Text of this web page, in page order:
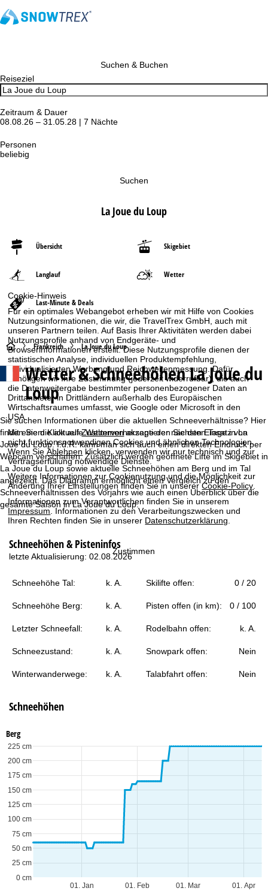
Cookie-Hinweis
Für ein optimales Webangebot erheben wir mit Hilfe von Cookies
Nutzungsinformationen, die wir, die TravelTrex GmbH, auch mit
unseren Partnern teilen. Auf Basis Ihrer Aktivitäten werden dabei
Nutzungsprofile anhand von Endgeräte- und
Browserinformationen erstellt. Diese Nutzungsprofile dienen der
statistischen Analyse, individuellen Produktempfehlung,
individualisierten Werbung und Reichweitenmessung. Dafür
benötigen wir Ihre Zustimmung (jederzeit widerrufbar), die auch
die Datenweitergabe bestimmter personenbezogener Daten an
Drittanbieter in Drittländern außerhalb des Europäischen
Wirtschaftsraumes umfasst, wie Google oder Microsoft in den
USA.
Mit einem Klick aufZustimmenakzeptieren Sie den Einsatz von
nicht funktionsnotwendigen Cookies und ähnlichen Technologien.
Wenn SieAblehnen klicken, verwenden wir nur technisch und zur
Vertragserfüllung notwendige Dienste.
Weitere Informationen zur Cookienutzung und die Möglichkeit zur
Änderung Ihrer Einstellungen finden Sie in unsererCookie-Policy
Informationen zum Verantwortlichen finden Sie in unserem
Impressum . Informationen zu den Verarbeitungszwecken und
Ihren Rechten finden Sie in unserer Datenschutzerklärung
Zustimmen
Suchen & Buchen
Reiseziel
Zeitraum & Dauer
08.08.26 – 31.05.28 | 7 Nächte
Personen
beliebig
Suchen
La Joue du Loup
Übersicht Skigebiet
Langlauf Wetter
Last-Minute & Deals
S
t
a
r
t
s
e
i
t
Frankreich La Joue du Loup
Wetter & Schneehöhen La Joue du
Loup
Sie suchen Informationen über die aktuellen Schneeverhältnisse? Hier
finden Sie die aktuelle Wettervorhersage der nächsten Tage in La
Joue du Loup. I.d.R. kann man sich auch einen direkten Eindruck per
Webcam verschaffen. Zusätzlich werden geöffnete Lifte im Skigebiet in
La Joue du Loup sowie aktuelle Schneehöhen am Berg und im Tal
angezeigt. Das Diagramm ermöglicht einen Vergleich zu den
Schneeverhältnissen des Vorjahrs wie auch einen Überblick über die
gesamte Saison in La Joue du Loup.
Schneehöhen & Pisteninfos
letzte Aktualisierung: 02.08.2026
Schneehöhe Tal: k. A. Skilifte offen: 0 / 20
Schneehöhe Berg: k. A. Pisten offen (in km): 0 / 100
Letzter Schneefall: k. A. Rodelbahn offen: k. A.
Schneezustand: k. A. Snowpark offen: Nein
Winterwanderwege: k. A. Talabfahrt offen: Nein
Schneehöhen
Berg
01. Jan 01. Feb 01. Mar 01. Apr
0 cm
25 cm
50 cm
75 cm
100 cm
125 cm
150 cm
175 cm
200 cm
225 cm